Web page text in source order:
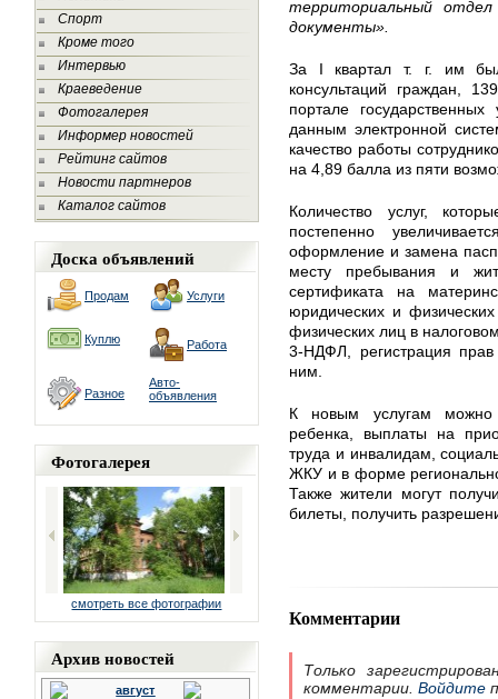
Спорт
Кроме того
Интервью
Краеведение
Фотогалерея
Информер новостей
Рейтинг сайтов
Новости партнеров
Каталог сайтов
Доска объявлений
Продам Услуги
Куплю Работа
Разное
Авто-
объявления
Фотогалерея
смотреть все фотографии
Архив новостей
август
территориальный
документы».
За I квартал т. г. им
консультаций граждан,
портале
данным электронной
качество работы
на 4,89 балла из пяти
Количество услуг,
постепенно
оформление и замена
месту пребывания и
сертификата на
юридических и
физических лиц в
3-НДФЛ, регистрация
ним.
К новым услугам можно
ребенка, выплаты на
труда и инвалидам,
ЖКУ и в форме
Также жители могут
билеты, получить
Комментарии
Только
комментарии. Войдите